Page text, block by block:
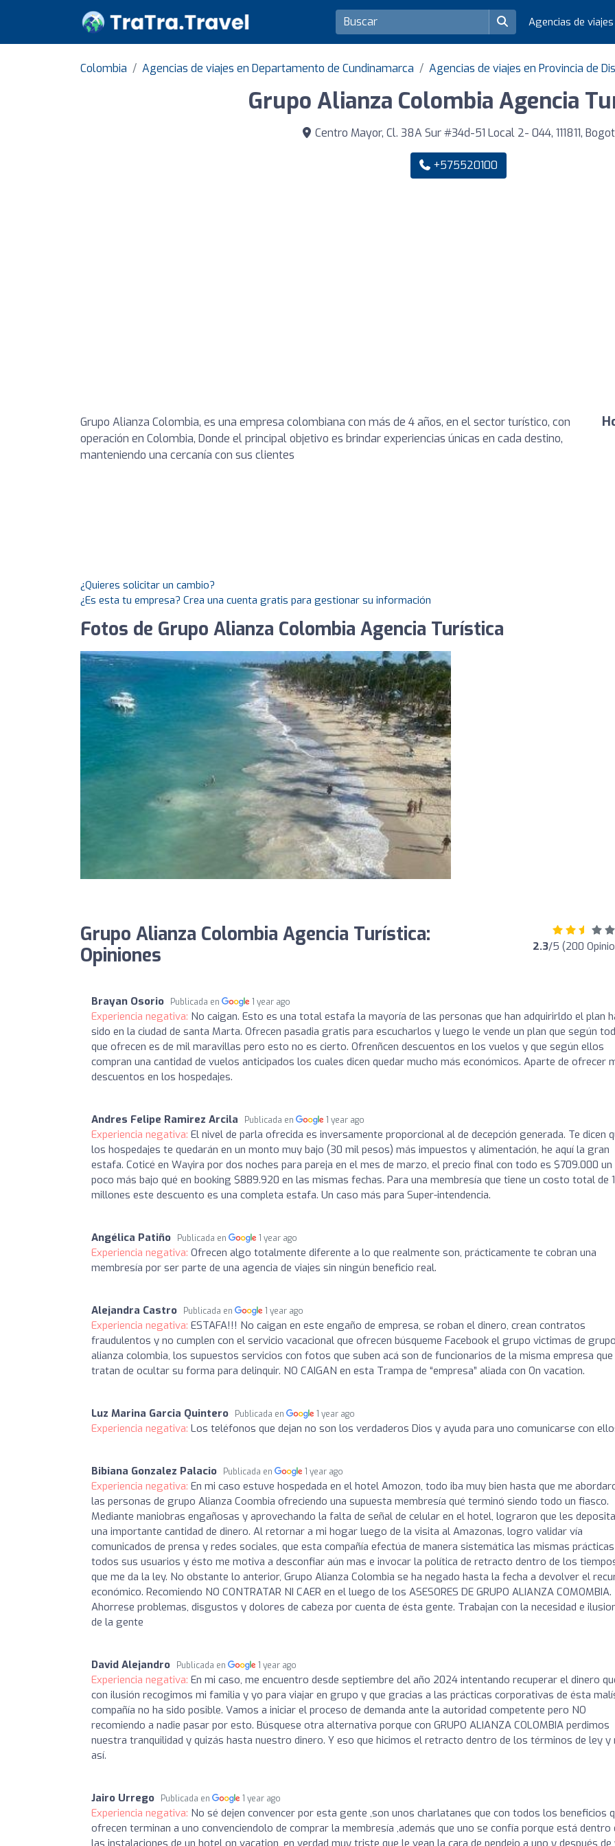
Agencias de viajes
Colombia Agencias de viajes en Departamento de Cundinamarca Agencias de viajes en Provincia de
Grupo Alianza Colombia Agencia
Centro Mayor, Cl. 38A Sur #34d-51 Local 2- 044, 111811,
+575520100
Grupo Alianza Colombia, es una empresa colombiana con más de 4 años, en el sector turístico, con
operación en Colombia, Donde el principal objetivo es brindar experiencias únicas en cada destino,
manteniendo una cercanía con sus clientes
¿Quieres solicitar un cambio?
¿Es esta tu empresa? Crea una cuenta gratis para gestionar su información
Fotos de Grupo Alianza Colombia Agencia Turística
Grupo Alianza Colombia Agencia Turística:
Opiniones
2.3/5 (200
Brayan Osorio Publicada en 1 year ago
Experiencia negativa: No caigan. Esto es una total estafa la mayoría de las personas que han adquirirldo el plan
sido en la ciudad de santa Marta. Ofrecen pasadia gratis para escucharlos y luego le vende un plan que según
que ofrecen es de mil maravillas pero esto no es cierto. Ofrenñcen descuentos en los vuelos y que según ellos
compran una cantidad de vuelos anticipados los cuales dicen quedar mucho más económicos. Aparte de ofrecer
descuentos en los hospedajes.
Andres Felipe Ramirez Arcila Publicada en 1 year ago
Experiencia negativa: El nivel de parla ofrecida es inversamente proporcional al de decepción generada. Te dicen
los hospedajes te quedarán en un monto muy bajo (30 mil pesos) más impuestos y alimentación, he aquí la gran
estafa. Coticé en Wayira por dos noches para pareja en el mes de marzo, el precio final con todo es $709.000 un
poco más bajo qué en booking $889.920 en las mismas fechas. Para una membresía que tiene un costo total de
millones este descuento es una completa estafa. Un caso más para Super-intendencia.
Angélica Patiño Publicada en 1 year ago
Experiencia negativa: Ofrecen algo totalmente diferente a lo que realmente son, prácticamente te cobran una
membresía por ser parte de una agencia de viajes sin ningún beneficio real.
Alejandra Castro Publicada en 1 year ago
Experiencia negativa: ESTAFA!!! No caigan en este engaño de empresa, se roban el dinero, crean contratos
fraudulentos y no cumplen con el servicio vacacional que ofrecen búsqueme Facebook el grupo victimas de grupo
alianza colombia, los supuestos servicios con fotos que suben acá son de funcionarios de la misma empresa que
tratan de ocultar su forma para delinquir. NO CAIGAN en esta Trampa de “empresa” aliada con On vacation.
Luz Marina Garcia Quintero Publicada en 1 year ago
Experiencia negativa: Los teléfonos que dejan no son los verdaderos Dios y ayuda para uno comunicarse con
Bibiana Gonzalez Palacio Publicada en 1 year ago
Experiencia negativa: En mi caso estuve hospedada en el hotel Amozon, todo iba muy bien hasta que me
las personas de grupo Alianza Coombia ofreciendo una supuesta membresía qué terminó siendo todo un fiasco.
Mediante maniobras engañosas y aprovechando la falta de señal de celular en el hotel, lograron que les
una importante cantidad de dinero. Al retornar a mi hogar luego de la visita al Amazonas, logro validar vía
comunicados de prensa y redes sociales, que esta compañía efectúa de manera sistemática las mismas
todos sus usuarios y ésto me motiva a desconfiar aún mas e invocar la política de retracto dentro de los
que me da la ley. No obstante lo anterior, Grupo Alianza Colombia se ha negado hasta la fecha a devolver el
económico. Recomiendo NO CONTRATAR NI CAER en el luego de los ASESORES DE GRUPO ALIANZA COMOMBIA.
Ahorrese problemas, disgustos y dolores de cabeza por cuenta de ésta gente. Trabajan con la necesidad e
de la gente
David Alejandro Publicada en 1 year ago
Experiencia negativa: En mi caso, me encuentro desde septiembre del año 2024 intentando recuperar el dinero
con ilusión recogimos mi familia y yo para viajar en grupo y que gracias a las prácticas corporativas de ésta
compañía no ha sido posible. Vamos a iniciar el proceso de demanda ante la autoridad competente pero NO
recomiendo a nadie pasar por esto. Búsquese otra alternativa porque con GRUPO ALIANZA COLOMBIA perdimos
nuestra tranquilidad y quizás hasta nuestro dinero. Y eso que hicimos el retracto dentro de los términos de ley y
así.
Jairo Urrego Publicada en 1 year ago
Experiencia negativa: No sé dejen convencer por esta gente ,son unos charlatanes que con todos los beneficios
ofrecen terminan a uno convenciendolo de comprar la membresía ,además que uno se confía porque está dentro
las instalaciones de un hotel on vacation ,en verdad muy triste que le vean la cara de pendejo a uno y después de